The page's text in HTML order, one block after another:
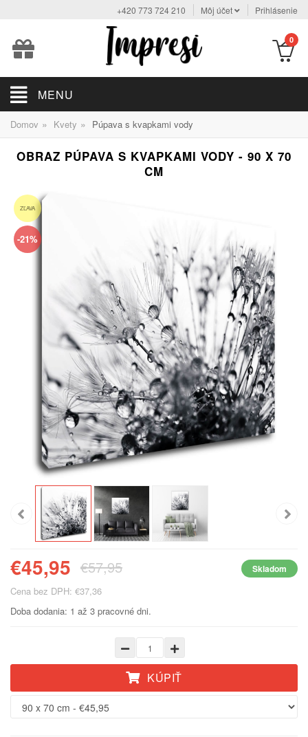
+420 773 724 210 Môj účet Prihlásenie
0
MENU
Domov » Kvety » Púpava s kvapkami vody
OBRAZ PÚPAVA S KVAPKAMI VODY - 90 X 70
CM
ZĽAVA
-21%
€45,95 €57,95 Skladom
Cena bez DPH: €37,36
Doba dodania: 1 až 3 pracovné dni.
KÚPIŤ